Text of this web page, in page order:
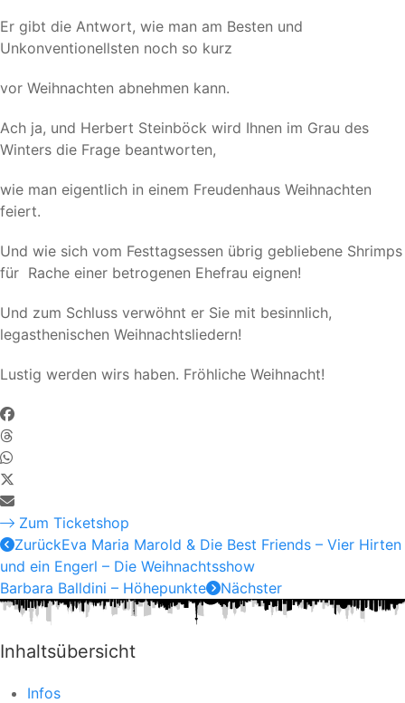
Er gibt die Antwort, wie man am Besten und
Unkonventionellsten noch so kurz
vor Weihnachten abnehmen kann.
Ach ja, und Herbert Steinböck wird Ihnen im Grau des
Winters die Frage beantworten,
wie man eigentlich in einem Freudenhaus Weihnachten
feiert.
Und wie sich vom Festtagsessen übrig gebliebene Shrimps
für Rache einer betrogenen Ehefrau eignen!
Und zum Schluss verwöhnt er Sie mit besinnlich,
legasthenischen Weihnachtsliedern!
Lustig werden wirs haben. Fröhliche Weihnacht!
Zum Ticketshop
ZurückEva Maria Marold & Die Best Friends – Vier Hirten
und ein Engerl – Die Weihnachtsshow
Barbara Balldini – Höhepunkte
Nächster
Inhaltsübersicht
Infos